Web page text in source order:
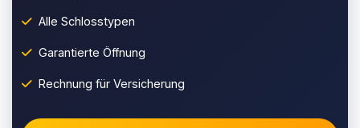
Alle Schlosstypen
Garantierte Öffnung
Rechnung für Versicherung